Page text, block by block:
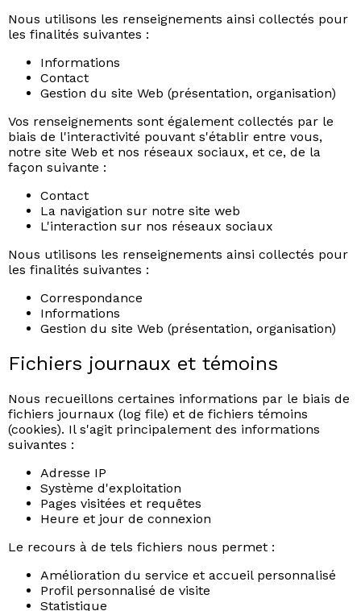
Nous utilisons les renseignements ainsi collectés pour
les finalités suivantes :
Informations
Contact
Gestion du site Web (présentation, organisation)
Vos renseignements sont également collectés par le
biais de l'interactivité pouvant s'établir entre vous,
notre site Web et nos réseaux sociaux, et ce, de la
façon suivante :
Contact
La navigation sur notre site web
L'interaction sur nos réseaux sociaux
Nous utilisons les renseignements ainsi collectés pour
les finalités suivantes :
Correspondance
Informations
Gestion du site Web (présentation, organisation)
Fichiers journaux et témoins
Nous recueillons certaines informations par le biais de
fichiers journaux (log file) et de fichiers témoins
(cookies). Il s'agit principalement des informations
suivantes :
Adresse IP
Système d'exploitation
Pages visitées et requêtes
Heure et jour de connexion
Le recours à de tels fichiers nous permet :
Amélioration du service et accueil personnalisé
Profil personnalisé de visite
Statistique